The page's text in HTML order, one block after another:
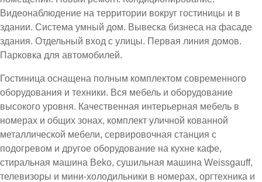
Видеонаблюдение на территории вокруг гостиницы и в
здании. Система умный дом. Вывеска бизнеса на фасаде
здания. Отдельный вход с улицы. Первая линия домов.
Парковка для автомобилей.
Гостиница оснащена полным комплектом современного
оборудования и техники. Вся мебель и оборудование
высокого уровня. Качественная интерьерная мебель в
номерах и общих зонах, комплект уличной кованной
металлической мебели, сервировочная станция с
подогревом и другое оборудование на кухне кафе,
стиральная машина Beko, сушильная машина Weissgauff,
телевизоры и мини-холодильники в номерах, оргтехника и